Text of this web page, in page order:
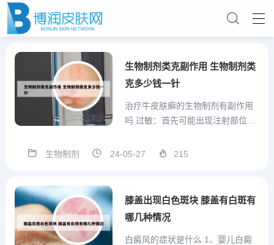
生物制剂类克副作用 生物制剂类
克多少钱一针
治疗牛皮肤癣的生物制剂有副作用
吗 过敏：首先可能出现注射部位局
痒，疼痛，肿胀等。炎症：患者采
感染发生的可能性，导致患者出现
的...
生物制剂 24-05-27 215
膝盖出现白色斑块 膝盖有白斑有
哪几种情况
白癜风的症状是什么 1、婴儿白癜